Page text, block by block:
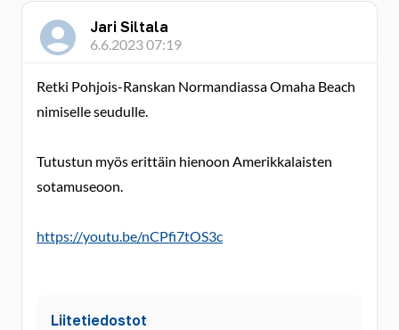
Jari Siltala
6.6.2023 07:19
Retki Pohjois-Ranskan Normandiassa Omaha Beach
nimiselle seudulle.
Tutustun myös erittäin hienoon Amerikkalaisten
sotamuseoon.
https://youtu.be/nCPfi7tOS3c
Liitetiedostot